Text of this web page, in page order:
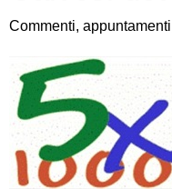
Commenti,